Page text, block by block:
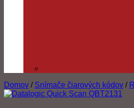
Domov / Snímače čiarových kódov /